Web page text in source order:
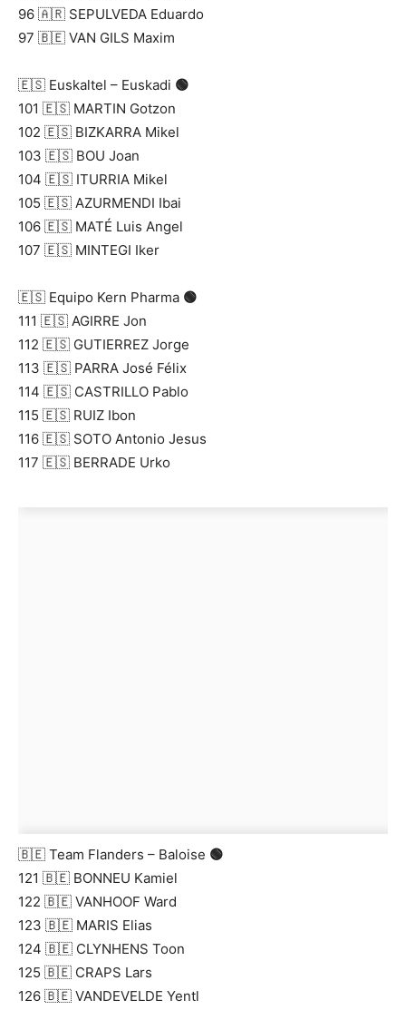
96 🇦🇷 SEPULVEDA Eduardo
97 🇧🇪 VAN GILS Maxim
🇪🇸 Euskaltel – Euskadi 🟢
101 🇪🇸 MARTIN Gotzon
102 🇪🇸 BIZKARRA Mikel
103 🇪🇸 BOU Joan
104 🇪🇸 ITURRIA Mikel
105 🇪🇸 AZURMENDI Ibai
106 🇪🇸 MATÉ Luis Angel
107 🇪🇸 MINTEGI Iker
🇪🇸 Equipo Kern Pharma 🟢
111 🇪🇸 AGIRRE Jon
112 🇪🇸 GUTIERREZ Jorge
113 🇪🇸 PARRA José Félix
114 🇪🇸 CASTRILLO Pablo
115 🇪🇸 RUIZ Ibon
116 🇪🇸 SOTO Antonio Jesus
117 🇪🇸 BERRADE Urko
🇧🇪 Team Flanders – Baloise 🟢
121 🇧🇪 BONNEU Kamiel
122 🇧🇪 VANHOOF Ward
123 🇧🇪 MARIS Elias
124 🇧🇪 CLYNHENS Toon
125 🇧🇪 CRAPS Lars
126 🇧🇪 VANDEVELDE Yentl